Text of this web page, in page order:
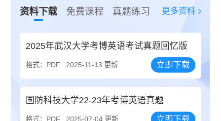
资料下载 免费课程 真题练习 更多资料
2025年武汉大学考博英语考试真题回忆版
格式：PDF 2025-11-13 更新 立即下载
国防科技大学22-23年考博英语真题
格式：PDF 2025-07-04 更新